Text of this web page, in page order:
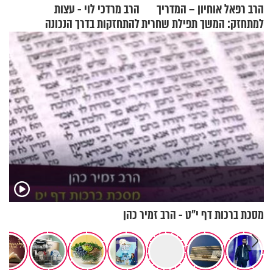
הרב רפאל אוחיון – המדריך
למתחזק: המשך תפילת שחרית
מאשרי ועד עלינו
הרב מרדכי לוי - עצות
להתחזקות בדרך הנכונה
מסכת ברכות דף י"ט - הרב זמיר כהן